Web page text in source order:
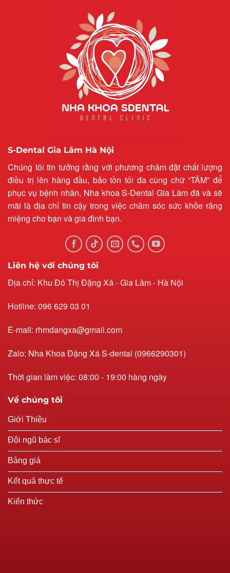
S-Dental Gia Lâm Hà Nội
Chúng tôi tin tưởng rằng với phương châm đặt chất lượng
điều trị lên hàng đầu, bảo tồn tối đa cùng chữ “TÂM” để
phục vụ bệnh nhân, Nha khoa S-Dental Gia Lâm đã và sẽ
mãi là địa chỉ tin cậy trong việc chăm sóc sức khỏe răng
miệng cho bạn và gia đình bạn.
Liên hệ với chúng tôi
Địa chỉ: Khu Đô Thị Đặng Xá - Gia Lâm - Hà Nội
Hotline: 096 629 03 01
E-mail: rhmdangxa@gmail.com
Zalo: Nha Khoa Đặng Xá S-dental (0966290301)
Thời gian làm việc: 08:00 - 19:00 hàng ngày
Về chúng tôi
Giới Thiệu
Đội ngũ bác sĩ
Bảng giá
Kết quả thực tế
Kiến thức